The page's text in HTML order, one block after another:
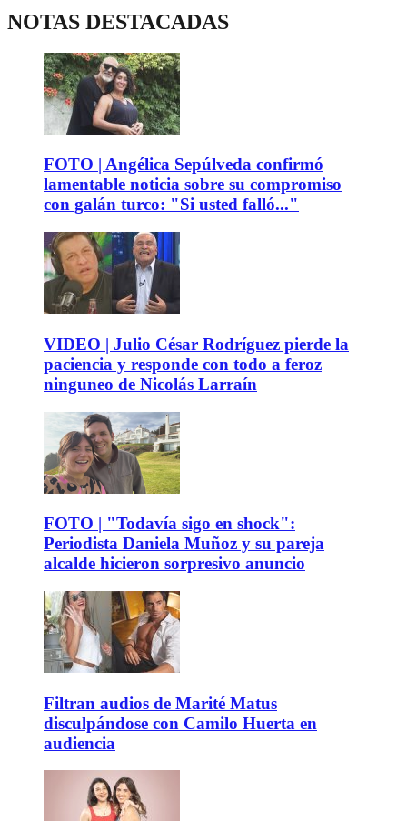
NOTAS DESTACADAS
FOTO | Angélica Sepúlveda confirmó
lamentable noticia sobre su compromiso
con galán turco: "Si usted falló..."
VIDEO | Julio César Rodríguez pierde la
paciencia y responde con todo a feroz
ninguneo de Nicolás Larraín
FOTO | "Todavía sigo en shock":
Periodista Daniela Muñoz y su pareja
alcalde hicieron sorpresivo anuncio
Filtran audios de Marité Matus
disculpándose con Camilo Huerta en
audiencia